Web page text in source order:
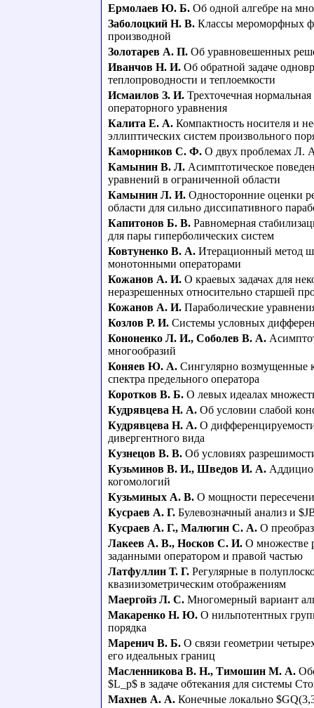
Ермолаев Ю. Б. Об одной алгебре на
Заболоцкий Н. В. Классы мероморфных
производной
Золотарев А. П. Об уравновешенных
Иванчов Н. И. Об обратной задаче
теплопроводности и теплоемкости
Исмаилов З. И. Трехточечная
операторного уравнения
Калита Е. А. Компактность носителя и
эллиптических систем произвольного
Каморников С. Ф. О двух проблемах Л.
Камынин В. Л. Асимптотическое
уравнений в ограниченной области
Камынин Л. И. Односторонние оценки
области для сильно диссипативного
Капитонов Б. В. Равномерная
для пары гиперболических систем
Ковтуненко В. А. Итерационный метод
монотонными операторами
Кожанов А. И. О краевых задачах для
неразрешенных относительно старшей
Кожанов А. И. Параболические
Козлов Р. И. Системы условных
Кононенко Л. И., Соболев В. А.
многообразий
Коняев Ю. А. Сингулярно возмущенные
спектра предельного оператора
Коротков В. Б. О левых идеалах
Кудрявцева Н. А. Об условии слабой
Кудрявцева Н. А. О
дивергентного вида
Кузнецов В. В. Об условиях
Кузьминов В. И., Шведов И. А.
когомологий
Кузьминых А. В. О мощности
Кусраев А. Г. Булевозначный анализ и
Кусраев А. Г., Малюгин С. А. О
Лакеев А. В., Носков С. И. О множестве
заданными оператором и правой частью
Латфуллин Т. Г. Регулярные в
квазиизометрическим отображениям
Маергойз Л. С. Многомерный вариант
Макаренко Н. Ю. О нильпотентных
порядка
Маренич В. Б. О связи геометрии
его идеальных границ
Масленникова В. Н., Тимошин М. А.
$L_p$ в задаче обтекания для системы
Махнев А. А. Конечные локально